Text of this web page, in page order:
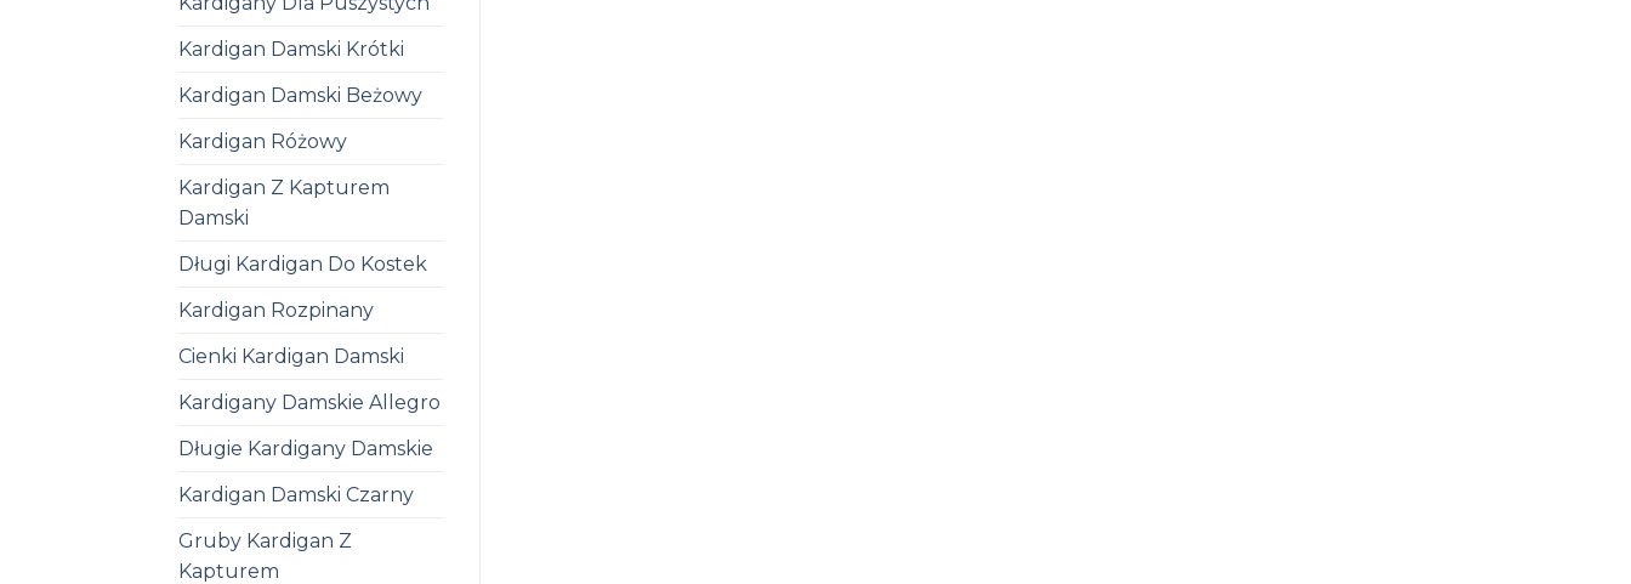
Kardigan Damski Krótki
Kardigan Damski Beżowy
Kardigan Różowy
Kardigan Z Kapturem
Damski
Długi Kardigan Do Kostek
Kardigan Rozpinany
Cienki Kardigan Damski
Kardigany Damskie Allegro
Długie Kardigany Damskie
Kardigan Damski Czarny
Gruby Kardigan Z
Kapturem